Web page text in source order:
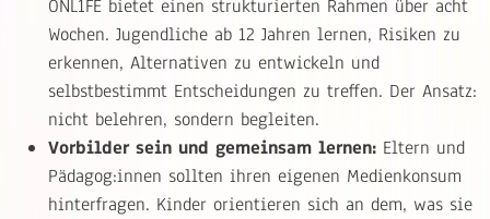
ONL1FE bietet einen strukturierten Rahmen über acht
Wochen. Jugendliche ab 12 Jahren lernen, Risiken zu
erkennen, Alternativen zu entwickeln und
selbstbestimmt Entscheidungen zu treffen. Der Ansatz:
nicht belehren, sondern begleiten.
Vorbilder sein und gemeinsam lernen: Eltern und
Pädagog:innen sollten ihren eigenen Medienkonsum
hinterfragen. Kinder orientieren sich an dem, was sie